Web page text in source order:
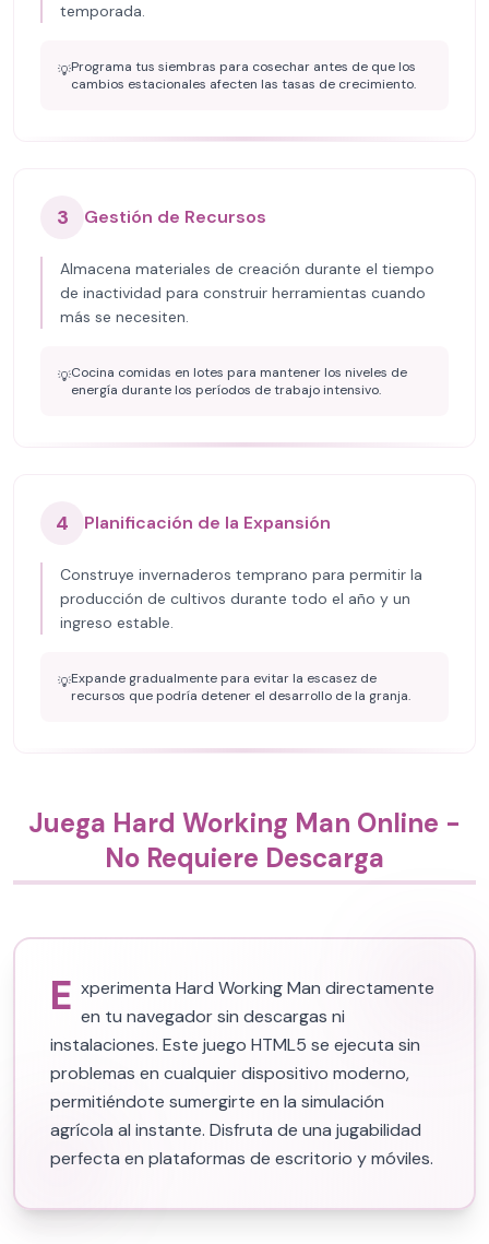
temporada.
💡Programa tus siembras para cosechar antes de que los
cambios estacionales afecten las tasas de crecimiento.
3 Gestión de Recursos
Almacena materiales de creación durante el tiempo
de inactividad para construir herramientas cuando
más se necesiten.
💡Cocina comidas en lotes para mantener los niveles de
energía durante los períodos de trabajo intensivo.
4 Planificación de la Expansión
Construye invernaderos temprano para permitir la
producción de cultivos durante todo el año y un
ingreso estable.
💡Expande gradualmente para evitar la escasez de
recursos que podría detener el desarrollo de la granja.
Juega Hard Working Man Online -
No Requiere Descarga
E xperimenta Hard Working Man directamente
en tu navegador sin descargas ni
instalaciones. Este juego HTML5 se ejecuta sin
problemas en cualquier dispositivo moderno,
permitiéndote sumergirte en la simulación
agrícola al instante. Disfruta de una jugabilidad
perfecta en plataformas de escritorio y móviles.